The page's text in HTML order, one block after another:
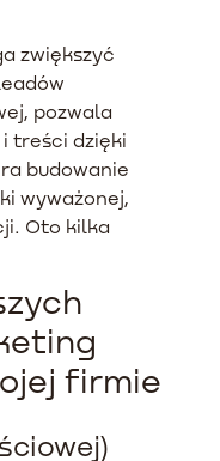
zwiększyć
pozwala
treści dzięki
budowanie
wyważonej,
Oto kilka
firmie